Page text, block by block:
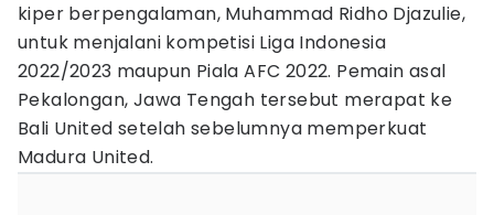
kiper berpengalaman, Muhammad Ridho Djazulie,
untuk menjalani kompetisi Liga Indonesia
2022/2023 maupun Piala AFC 2022. Pemain asal
Pekalongan, Jawa Tengah tersebut merapat ke
Bali United setelah sebelumnya memperkuat
Madura United.